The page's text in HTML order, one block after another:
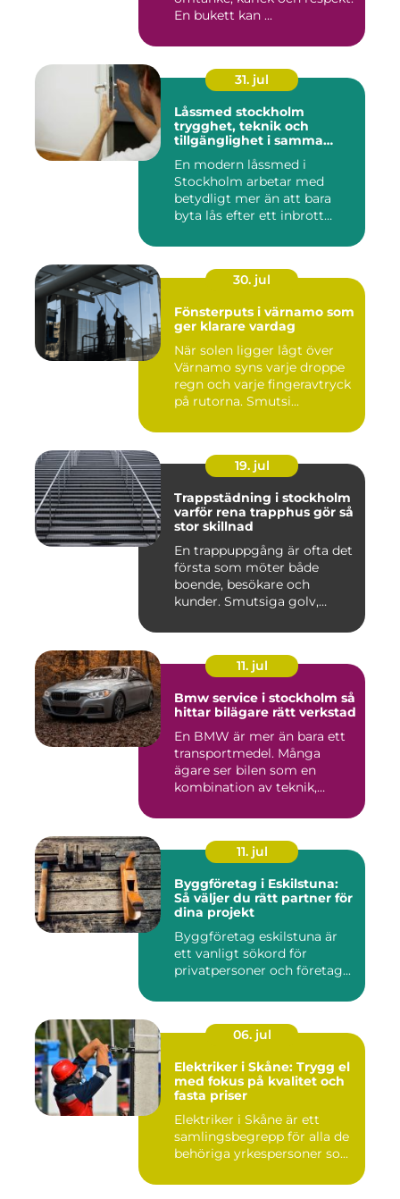
En bukett kan ...
31. jul
Låssmed stockholm
trygghet, teknik och
tillgänglighet i samma
En modern låssmed i
Stockholm arbetar med
betydligt mer än att bara
byta lås efter ett inbrott
30. jul
Fönsterputs i värnamo som
ger klarare vardag
När solen ligger lågt över
Värnamo syns varje droppe
regn och varje fingeravtryck
på rutorna. Smutsi...
19. jul
Trappstädning i stockholm
varför rena trapphus gör så
stor skillnad
En trappuppgång är ofta det
första som möter både
boende, besökare och
kunder. Smutsiga golv,
11. jul
Bmw service i stockholm så
hittar bilägare rätt verkstad
En BMW är mer än bara ett
transportmedel. Många
ägare ser bilen som en
kombination av teknik,
11. jul
Byggföretag i Eskilstuna:
Så väljer du rätt partner för
dina projekt
Byggföretag eskilstuna är
ett vanligt sökord för
privatpersoner och företag...
06. jul
Elektriker i Skåne: Trygg el
med fokus på kvalitet och
fasta priser
Elektriker i Skåne är ett
samlingsbegrepp för alla de
behöriga yrkespersoner so...